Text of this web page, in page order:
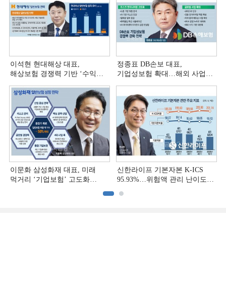
이석현 현대해상 대표,
해상보험 경쟁력 기반 ‘수익
(3)]
정종표 DB손보 대표,
기업성보험 확대…해외 사업
이문화 삼성화재 대표, 미래
먹거리 ‘기업보험’ 고도화
신한라이프 기본자본 K-ICS
95.93%…위험액 관리 난이도